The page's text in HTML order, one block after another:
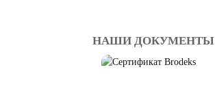
НАШИ ДОКУМЕНТЫ